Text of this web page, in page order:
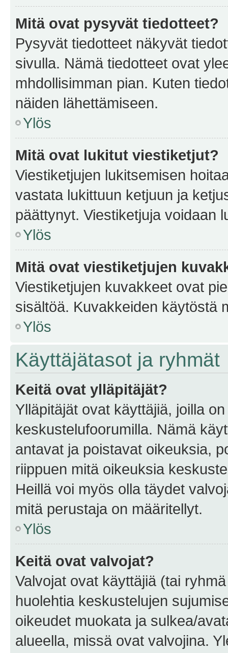
Mitä ovat pysyvät tiedotteet?
Pysyvät tiedotteet näkyvät
sivulla. Nämä tiedotteet ovat
mhdollisimman pian. Kuten
näiden lähettämiseen.
Ylös
Mitä ovat lukitut viestiketjut?
Viestiketjujen lukitsemisen
vastata lukittuun ketjuun ja
päättynyt. Viestiketjuja voidaan
Ylös
Mitä ovat viestiketjujen
Viestiketjujen kuvakkeet ovat
sisältöä. Kuvakkeiden käytöstä
Ylös
Käyttäjätasot ja ryhmät
Keitä ovat ylläpitäjät?
Ylläpitäjät ovat käyttäjiä, joilla
keskustelufoorumilla. Nämä
antavat ja poistavat oikeuksia,
riippuen mitä oikeuksia
Heillä voi myös olla täydet
mitä perustaja on määritellyt.
Ylös
Keitä ovat valvojat?
Valvojat ovat käyttäjiä (tai
huolehtia keskustelujen
oikeudet muokata ja sulkea/
alueella, missä ovat valvojina.